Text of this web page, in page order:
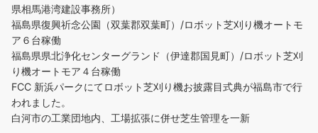
県相馬港湾建設事務所）
福島県復興祈念公園（双葉郡双葉町）/ロボット芝刈り機オートモ
ア６台稼働
福島県県北浄化センターグランド（伊達郡国見町）/ロボット芝刈
り機オートモア４台稼働
FCC 新浜パークにてロボット芝刈り機お披露目式典が福島市で行
われました。
白河市の工業団地内、工場拡張に併せ芝生管理を一新